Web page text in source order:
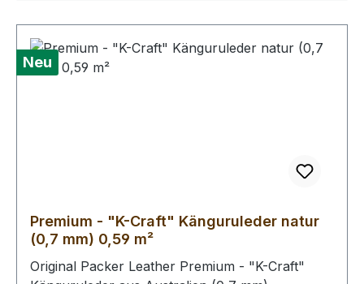
Neu
Premium - "K-Craft" Känguruleder natur
(0,7 mm) 0,59 m²
Original Packer Leather Premium - "K-Craft"